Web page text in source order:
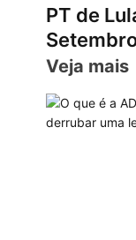
s
A
p
a
m
o
s
t
n
PT de
Veja mais